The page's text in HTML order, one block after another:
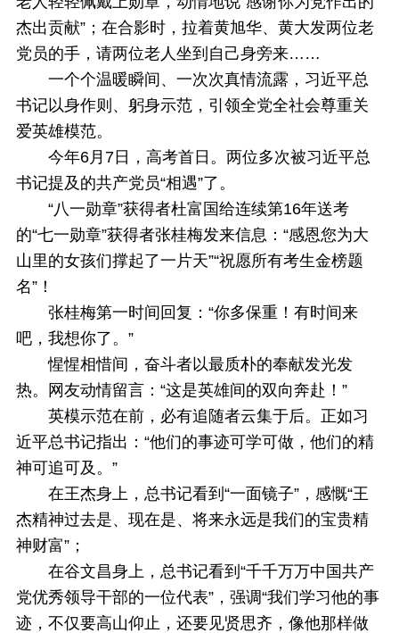
杰出贡献”；在合影时，拉着黄旭华、黄大发两位老
党员的手，请两位老人坐到自己身旁来……
一个个温暖瞬间、一次次真情流露，习近平总
书记以身作则、躬身示范，引领全党全社会尊重关
爱英雄模范。
今年6月7日，高考首日。两位多次被习近平总
书记提及的共产党员“相遇”了。
“八一勋章”获得者杜富国给连续第16年送考
的“七一勋章”获得者张桂梅发来信息：“感恩您为大
山里的女孩们撑起了一片天”“祝愿所有考生金榜题
名”！
张桂梅第一时间回复：“你多保重！有时间来
吧，我想你了。”
惺惺相惜间，奋斗者以最质朴的奉献发光发
热。网友动情留言：“这是英雄间的双向奔赴！”
英模示范在前，必有追随者云集于后。正如习
近平总书记指出：“他们的事迹可学可做，他们的精
神可追可及。”
在王杰身上，总书记看到“一面镜子”，感慨“王
杰精神过去是、现在是、将来永远是我们的宝贵精
神财富”；
在谷文昌身上，总书记看到“千千万万中国共产
党优秀领导干部的一位代表”，强调“我们学习他的事
迹，不仅要高山仰止，还要见贤思齐，像他那样做